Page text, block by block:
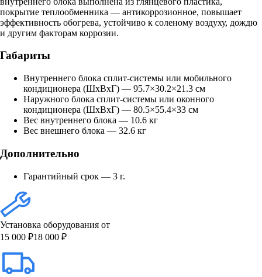
покрытие теплообменника — антикоррозионное, повышает
эффективность обогрева, устойчиво к соленому воздуху, дождю
и другим факторам коррозии.
Габариты
Внутреннего блока сплит-системы или мобильного
кондиционера (ШxВxГ) — 95.7×30.2×21.3 см
Наружного блока сплит-системы или оконного
кондиционера (ШxВxГ) — 80.5×55.4×33 см
Вес внутреннего блока — 10.6 кг
Вес внешнего блока — 32.6 кг
Дополнительно
Гарантийный срок — 3 г.
Установка оборудования от
15 000 ₽18 000 ₽